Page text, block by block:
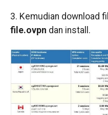
3. Kemudian download
file.ovpn dan install.